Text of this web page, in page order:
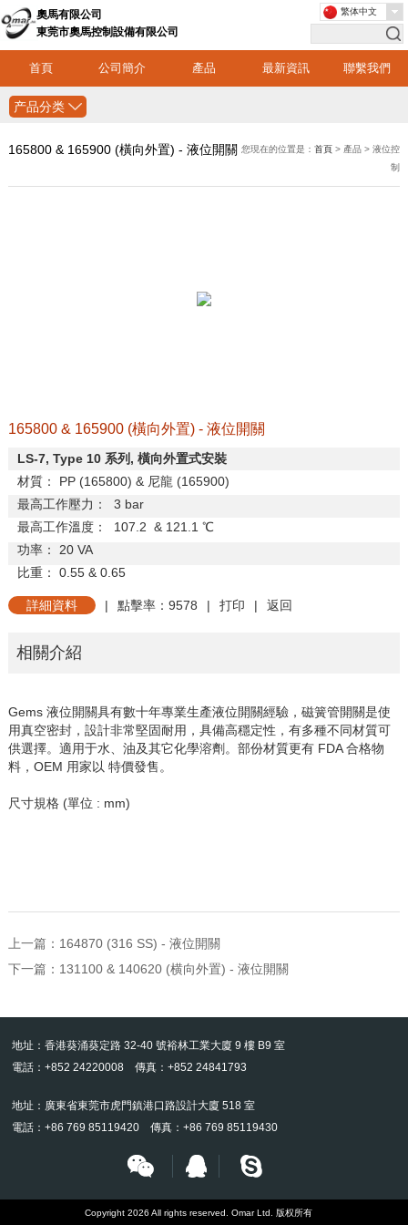
奧馬有限公司
東莞市奧馬控制設備有限公司
首頁 公司簡介 產品 最新資訊 聯繫我們
繁体中文
产品分类
165800 & 165900 (橫向外置) - 液位開關 您現在的位置是：首頁 > 產品 > 液位控
制
165800 & 165900 (橫向外置) - 液位開關
LS-7, Type 10 系列 , 橫向外置式安裝
材質：
PP (165800) & 尼龍(165900)
最高工作壓力：
3 bar
最高工作溫度：
107.2 & 121.1 ℃
功率：
20 VA
比重：
0.55 & 0.65
詳細資料 | 點擊率：9578 | 打印 | 返回
相關介紹
Gems 液位開關具有數十年專業生產液位開關經驗，磁簧管開關是使
用真空密封，設計非常堅固耐用，具備高穩定性，有多種不同材質可
供選擇。適用于水、油及其它化學溶劑。部份材質更有 FDA 合格物
料，OEM 用家以 特價發售。
尺寸規格 (單位 : mm)
上一篇： 164870 (316 SS) - 液位開關
下一篇： 131100 & 140620 (横向外置) - 液位開關
地址：香港葵涌葵定路 32-40 號裕林工業大廈 9 樓 B9 室
電話：+852 24220008 傳真：+852 24841793
地址：廣東省東莞市虎門鎮港口路設計大廈 518 室
電話：+86 769 85119420 傳真：+86 769 85119430
Copyright 2026 All rights reserved. Omar Ltd. 版权所有